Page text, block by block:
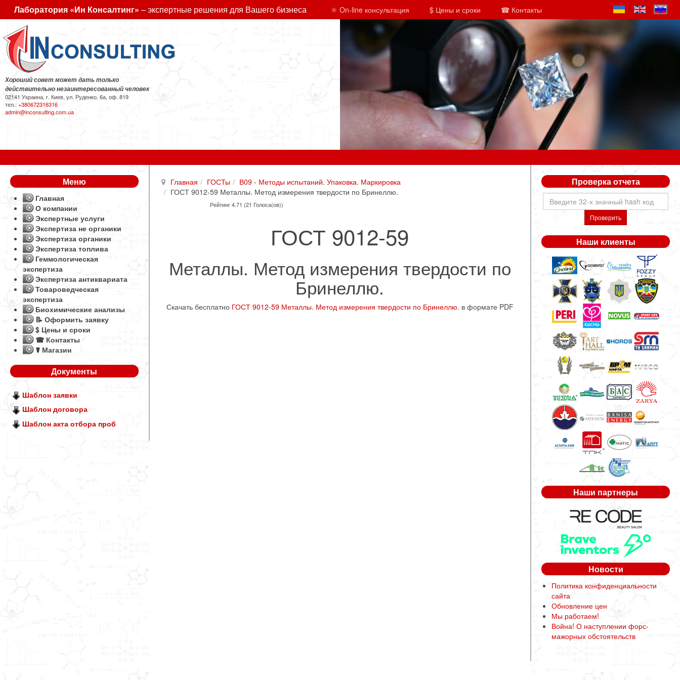
Лаборатория «Ин Консалтинг» – экспертные решения для Вашего бизнеса ⚛ On-line консультация $ Цены и сроки ☎ Контакты
Хороший совет может дать только
действительно незаинтересованный человек
02141 Украина, г. Киев, ул. Руденко, 6а, оф. 819
тел.:+380672316316
admin@inconsulting.com.ua
Главная ГОСТы
В09 - Методы испытаний. Упаковка. Маркировка
ГОСТ 9012-59 Металлы. Метод измерения твердости по Бринеллю.
Рейтинг 4.71 (21 Голоса(ов))
ГОСТ 9012-59
Металлы. Метод измерения твердости по
Бринеллю.
Скачать бесплатно ГОСТ 9012-59 Металлы. Метод измерения твердости по Бринеллю. в формате PDF
Меню
Главная
О компании
Экспертные услуги
Экспертиза не органики
Экспертиза органики
Экспертиза топлива
Геммологическая
экспертиза
Экспертиза антиквариата
Товароведческая
экспертиза
Биохимические анализы
📝 Оформить заявку
$ Цены и сроки
☎ Контакты
☤ Магазин
Документы
Шаблон заявки
Шаблон договора
Шаблон акта отбора проб
Проверка отчета
Проверить
Наши клиенты
Наши партнеры
Новости
Политика конфиденциальности
сайта
Обновление цен
Мы работаем!
Война! О наступлении форс-
мажорных обстоятельств